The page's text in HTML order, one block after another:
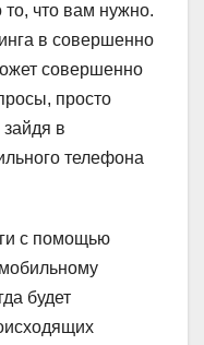
то, что вам нужно.
в совершенно
совершенно
просто
в
телефона
с помощью
будет